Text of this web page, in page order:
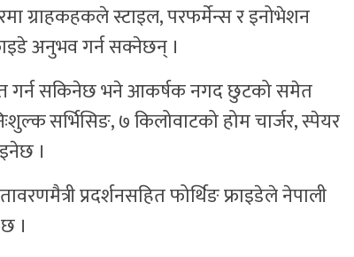
ग्राहकहकले स्टाइल, परफर्मेन्स र इनोभेशन
अनुभव गर्न सक्नेछन् ।
गर्न सकिनेछ भने आकर्षक नगद छुटको समेत
सर्भिसिङ, ७ किलोवाटको होम चार्जर, स्पेयर
।
प्रदर्शनसहित फोर्थिङ फ्राइडेले नेपाली
।